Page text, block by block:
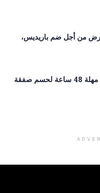
من أجل ضم باريديس،
نادي غالاتاسراي يحدد مهلة 48 ساعة لحسم صفقة